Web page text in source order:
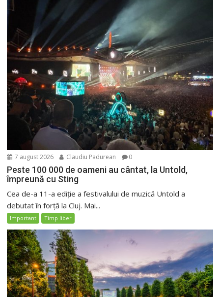
7 august 2026 Claudiu Padurean 0
Peste 100 000 de oameni au cântat, la Untold,
împreună cu Sting
Cea de-a 11-a ediție a festivalului de muzică Untold a
debutat în forță la Cluj. Mai...
Important Timp liber